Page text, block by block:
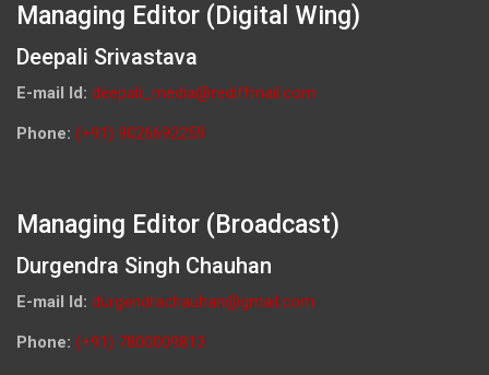
Managing Editor (Digital Wing)
Deepali Srivastava
E-mail Id: deepali_media@rediffmail.com
Phone: (+91) 9026692259
Managing Editor (Broadcast)
Durgendra Singh Chauhan
E-mail Id: durgendrachauhan@gmail.com
Phone: (+91) 7800009813